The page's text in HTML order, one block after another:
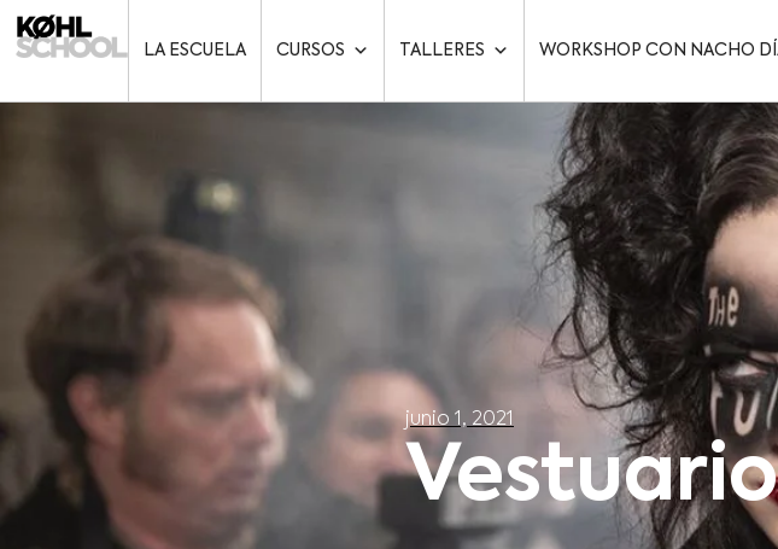
LA ESCUELA CURSOS TALLERES WORKSHOP CON NACHO
junio 1, 2021